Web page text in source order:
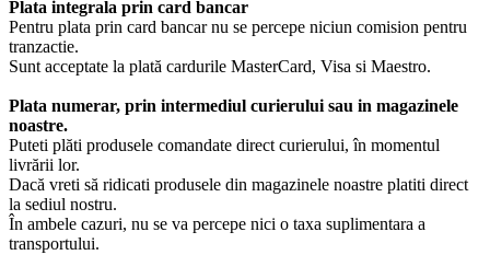
Plata integrala prin card bancar
Pentru plata prin card bancar nu se percepe niciun comision pentru
tranzactie.
Sunt acceptate la plată cardurile MasterCard, Visa si Maestro.
Plata numerar, prin intermediul curierului sau in magazinele
noastre.
Puteti plăti produsele comandate direct curierului, în momentul
livrării lor.
Dacă vreti să ridicati produsele din magazinele noastre platiti direct
la sediul nostru.
În ambele cazuri, nu se va percepe nici o taxa suplimentara a
transportului.